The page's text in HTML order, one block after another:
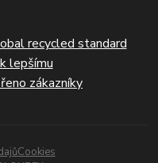
Cookies